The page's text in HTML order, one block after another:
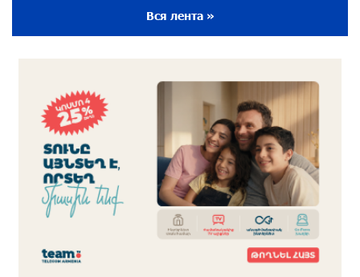
около одного месяца назад
Аравийским морем
около одного месяца назад
Вопрос об аресте Чалабяна дошел до
Европейского парламента: «Паст»
около одного месяца назад
и чего на самом деле ожидает общество?
Вся лента »